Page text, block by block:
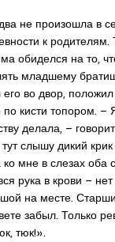
не произошла в
к родителям.
обиделся на то,
младшему
во двор,
по кисти топором. –
делала, –
слышу дикий
мне в слезах оба
рука в крови –
на месте.
забыл. Только
тюк!».